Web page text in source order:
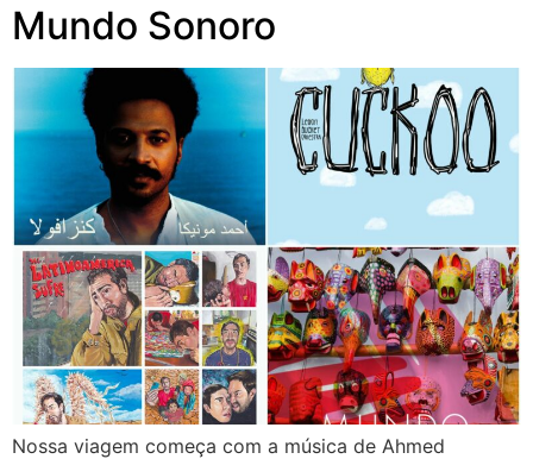
Mundo Sonoro
Nossa viagem começa com a música de Ahmed